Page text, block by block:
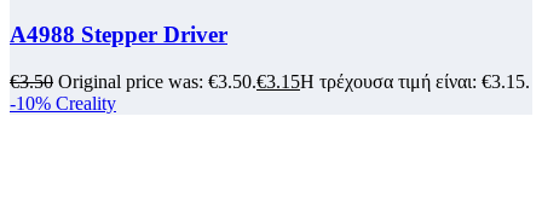
A4988 Stepper Driver
€3.50 Original price was: €3.50.€3.15Η τρέχουσα τιμή είναι: €3.15.
-10% Creality